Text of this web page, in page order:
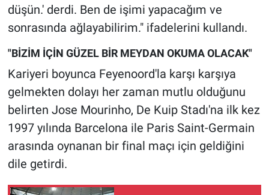
düşün.' derdi. Ben de işimi yapacağım ve
sonrasında ağlayabilirim." ifadelerini kullandı.
"BİZİM İÇİN GÜZEL BİR MEYDAN OKUMA OLACAK"
Kariyeri boyunca Feyenoord'la karşı karşıya
gelmekten dolayı her zaman mutlu olduğunu
belirten Jose Mourinho, De Kuip Stadı'na ilk kez
1997 yılında Barcelona ile Paris Saint-Germain
arasında oynanan bir final maçı için geldiğini
dile getirdi.
Türkiye'nin Gündemi
Yerel Gündem
Yerel Yaşam
Canlı Yayın